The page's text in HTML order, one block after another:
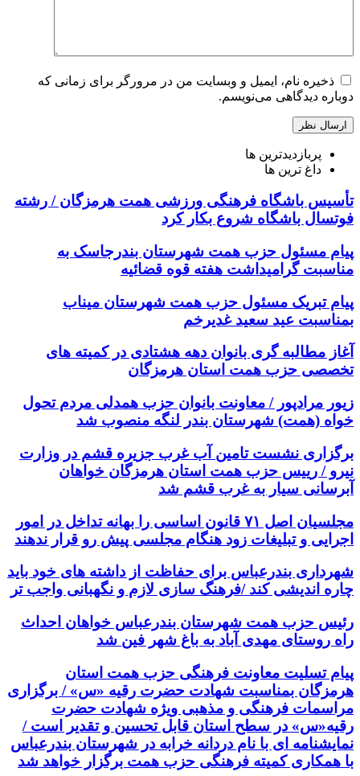
ذخیره نام، ایمیل و وبسایت من در مرورگر برای زمانی که
دوباره دیدگاهی می‌نویسم.
پربازدیدترین ها
داغ ترین ها
تأسیس باشگاه فرهنگی ورزشی همت هرمزگان / رشته
فوتسال باشگاه شروع بکار کرد
پیام مسئول حزب همت شهرستان بندرجاسک به
مناسبت گرامیداشت هفته قوه قضائیه
پیام تبریک مسئول حزب همت شهرستان میناب
بمناسبت عید سعید غدیرخم
آغاز مطالبه گری بانوان دهه هشتادی در کمیته های
تخصصی حزب همت استان هرمزگان
زیور مرادپور / معاونت بانوان حزب همدلی مردم تحول
خواه (همت) شهرستان بندر لنگه منصوب شد
برگزاری نشست تامین آب غرب جزیره قشم در وزارت
نیرو / رییس حزب همت استان هرمزگان خواهان
آبرسانی سیار به غرب قشم شد
مجلسیان اصل ۷۱ قانون اساسی را بهانه تداخل در امور
اجرایی و تبلیغات زود هنگام مجلسی پیش رو قرار ندهند
شهرداری بندرعباس برای حفاظت از داشته های خود باید
چاره اندیشی کند /فرهنگ سازی لازم و نگهبانی واجب تر
رئیس حزب همت شهرستان بندرعباس خواهان احداث
راه روستای مهدی آباد به باغ شهر فین شد
پیام تسلیت معاونت فرهنگی حزب همت استان
هرمزگان بمناسبت شهادت حضرت رقیه «س» / برگزاری
مراسمات فرهنگی و مذهبی ویژه شهادت حضرت
رقیه«س» در سطح استان قابل تحسین و تقدیر است /
نمایشنامه ای با نام دردانه خرابه در شهرستان بندرعباس
با همکاری کمیته فرهنگی حزب همت برگزار خواهد شد